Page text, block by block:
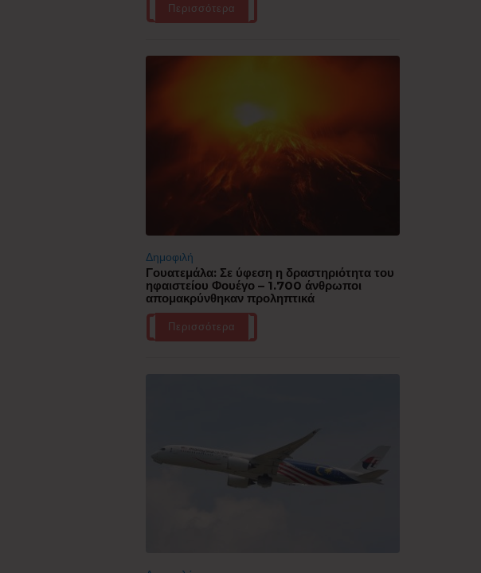
Περισσότερα
Δημοφιλή
Γουατεμάλα: Σε ύφεση η δραστηριότητα του
ηφαιστείου Φουέγο – 1.700 άνθρωποι
απομακρύνθηκαν προληπτικά
Περισσότερα